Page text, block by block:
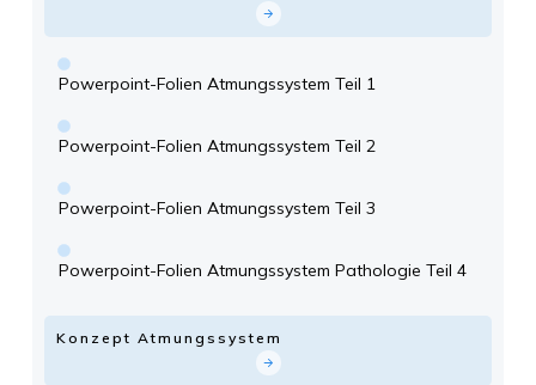
Powerpoint-Folien Atmungssystem Teil 1
Powerpoint-Folien Atmungssystem Teil 2
Powerpoint-Folien Atmungssystem Teil 3
Powerpoint-Folien Atmungssystem Pathologie Teil 4
Konzept Atmungssystem